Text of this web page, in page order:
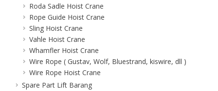
Roda Sadle Hoist Crane
Rope Guide Hoist Crane
Sling Hoist Crane
Vahle Hoist Crane
Whamfler Hoist Crane
Wire Rope ( Gustav, Wolf, Bluestrand, kiswire, dll )
Wire Rope Hoist Crane
Spare Part Lift Barang